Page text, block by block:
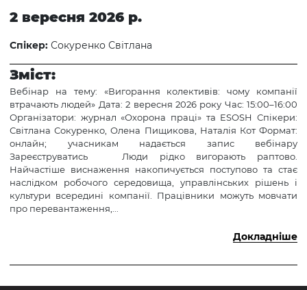
2 вересня 2026 р.
Спікер: Сокуренко Світлана
Зміст:
Вебінар на тему: «Вигорання колективів: чому компанії
втрачають людей» Дата: 2 вересня 2026 року Час: 15:00–16:00
Організатори: журнал «Охорона праці» та ESOSH Спікери:
Світлана Сокуренко, Олена Пищикова, Наталія Кот Формат:
онлайн; учасникам надається запис вебінару
Зареєструватись Люди рідко вигорають раптово.
Найчастіше виснаження накопичується поступово та стає
наслідком робочого середовища, управлінських рішень і
культури всередині компанії. Працівники можуть мовчати
про перевантаження,...
Докладніше